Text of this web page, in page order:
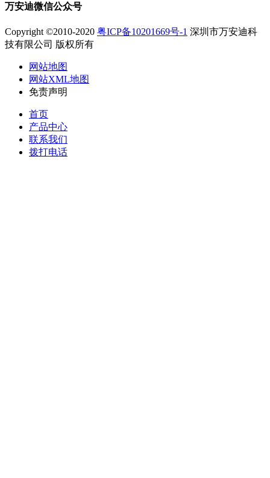
万安迪微信公众号
Copyright ©2010-2020 粤ICP备10201669号-1 深圳市万安迪科
技有限公司 版权所有
网站地图
网站XML地图
免责声明
首页
产品中心
联系我们
拨打电话